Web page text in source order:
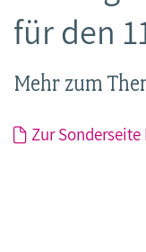
für den
Mehr zum
Zur